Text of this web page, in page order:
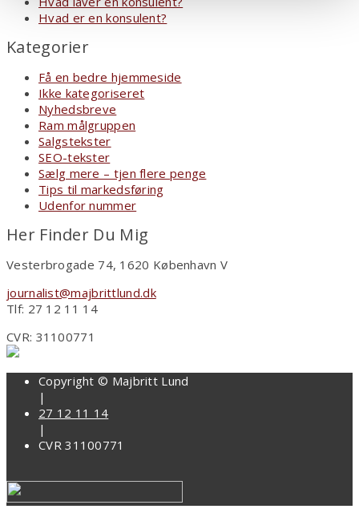
Hvad er en konsulent?
Kategorier
Få en bedre hjemmeside
Ikke kategoriseret
Nyhedsbreve
Ram målgruppen
Salgstekster
SEO-tekster
Sælg mere – tjen flere penge
Tips til markedsføring
Udenfor nummer
Her Finder Du Mig
Vesterbrogade 74, 1620 København V
journalist@majbrittlund.dk
Tlf: 27 12 11 14
CVR: 31100771
Copyright © Majbritt Lund
|
27 12 11 14
|
CVR 31100771